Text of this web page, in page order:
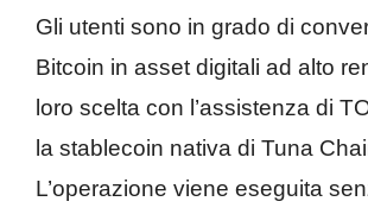
Gli utenti sono in grado di
Bitcoin in asset digitali ad alto
loro scelta con l’assistenza di
la stablecoin nativa di Tuna
L’operazione viene eseguita